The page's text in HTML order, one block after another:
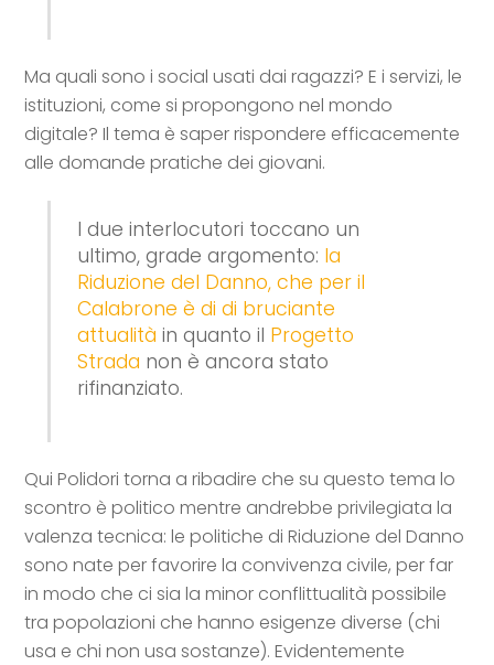
Ma quali sono i social usati dai ragazzi? E i servizi, le
istituzioni, come si propongono nel mondo
digitale? Il tema è saper rispondere efficacemente
alle domande pratiche dei giovani.
I due interlocutori toccano un
ultimo, grade argomento: la
Riduzione del Danno, che per il
Calabrone è di di bruciante
attualità in quanto il Progetto
Strada non è ancora stato
rifinanziato.
Qui Polidori torna a ribadire che su questo tema lo
scontro è politico mentre andrebbe privilegiata la
valenza tecnica: le politiche di Riduzione del Danno
sono nate per favorire la convivenza civile, per far
in modo che ci sia la minor conflittualità possibile
tra popolazioni che hanno esigenze diverse (chi
usa e chi non usa sostanze). Evidentemente